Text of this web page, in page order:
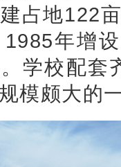
占地122
年增
学校配套
模颇大的